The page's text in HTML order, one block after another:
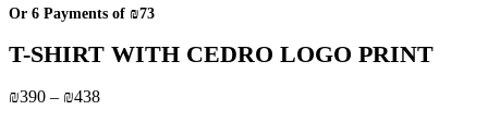
through
₪487
Or 6 Payments of ₪73
T-SHIRT WITH CEDRO LOGO PRINT
₪390 – ₪438Price